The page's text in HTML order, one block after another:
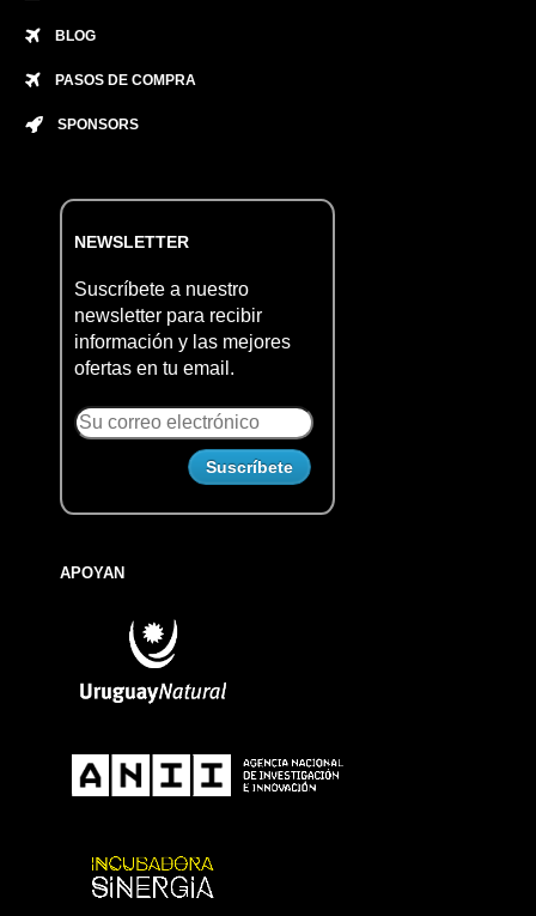
BLOG
PASOS DE COMPRA
SPONSORS
NEWSLETTER
Suscríbete a nuestro
newsletter para recibir
información y las mejores
ofertas en tu email.
APOYAN